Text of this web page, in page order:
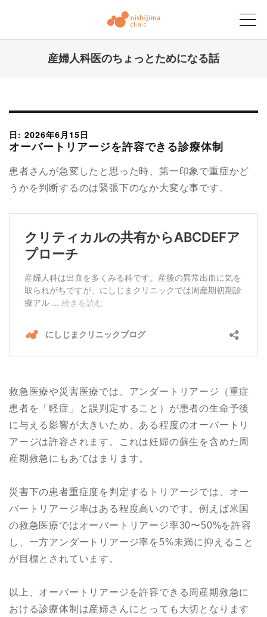
産婦人科医のちょっとためになる話
日: 2026年6月15日
オーバートリアージを許容できる診療体制
患者さんが急変したと思った時、第一印象で重症かど
うかを判断するのは緊張下のなか大変な事です。
救急医療や災害医療では、アンダートリアージ（重症
患者を「軽症」と誤判定すること）が患者の生命予後
に与える影響が大きいため、ある程度のオーバートリ
アージは許容されます。これは妊婦の蘇生を含めた周
産期救急にもあてはまります。
災害下の患者重症度を判定するトリアージでは、オー
バートリアージ率はある程度高いのです。例えば米国
の救急医療ではオーバートリアージ率30〜50%を許容
し、一方アンダートリアージ率を5%未満に抑えること
が目標とされています。
以上、オーバートリアージを許容できる周産期救急に
おける診療体制は産婦さんにとっても大切となります